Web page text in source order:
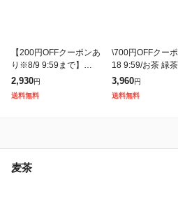
【200円OFFクーポンあ
り※8/9 9:59まで】緑茶
彩茶-あやちゃ- お茶 50
0ml×48本 ライフドリン
クカンパニー
2,930円
送料無料
\700円OFFクー
18 9:59/お茶 緑茶
トボトル 500ml
3,960円
送料無料
麦茶